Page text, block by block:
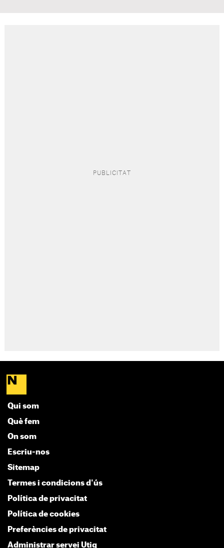
Qui som
Què fem
On som
Escriu-nos
Sitemap
Termes i condicions d'ús
Política de privacitat
Política de cookies
Preferències de privacitat
Administrar servei Utiq